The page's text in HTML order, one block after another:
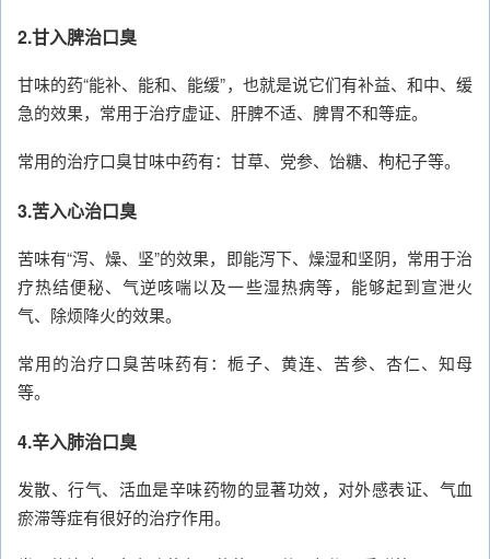
2.甘入脾治口臭
甘味的药“能补、能和、能缓”，也就是说它们有补益、和中、缓
急的效果，常用于治疗虚证、肝脾不适、脾胃不和等症。
常用的治疗口臭甘味中药有：甘草、党参、饴糖、枸杞子等。
3.苦入心治口臭
苦味有“泻、燥、坚”的效果，即能泻下、燥湿和坚阴，常用于治
疗热结便秘、气逆咳喘以及一些湿热病等，能够起到宣泄火
气、除烦降火的效果。
常用的治疗口臭苦味药有：栀子、黄连、苦参、杏仁、知母
等。
4.辛入肺治口臭
发散、行气、活血是辛味药物的显著功效，对外感表证、气血
瘀滞等症有很好的治疗作用。